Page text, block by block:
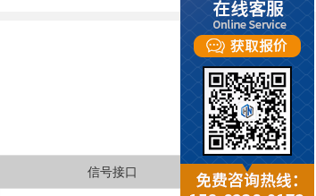
信号接口